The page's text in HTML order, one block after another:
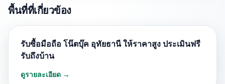
พื้นที่ที่เกี่ยวข้อง
รับซื้อมือถือ โน๊ตบุ๊ค อุทัยธานี ให้ราคาสูง ประเมินฟรี
รับถึงบ้าน
ดูรายละเอียด →